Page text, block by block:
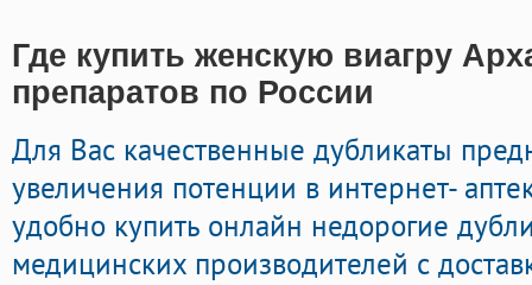
Где купить женскую виагру
препаратов по России
Для Вас качественные дубликаты
увеличения потенции в интернет-
удобно купить онлайн недорогие
медицинских производителей с